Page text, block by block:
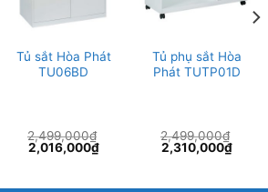
Tủ sắt Hòa Phát
TU06BD
2,499,000₫
Giá
gốc
2,016,000₫Giá
hiện
Tủ phụ sắt Hòa
Phát TUTP01D
2,499,000₫
Giá
gốc
2,310,000₫Giá
hiện